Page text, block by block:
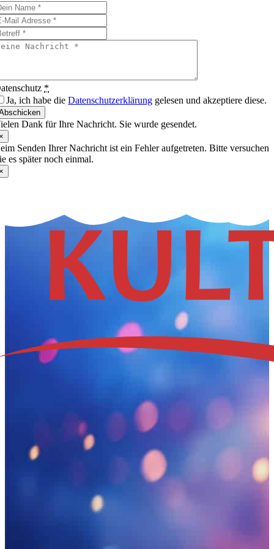
*
Ja, ich habe dieDatenschutzerklärung gelesen und akzeptiere diese.
Dank für Ihre Nachricht. Sie wurde gesendet.
Senden Ihrer Nachricht ist ein Fehler aufgetreten. Bitte versuchen
es später noch einmal.